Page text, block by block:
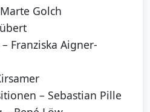
Golch
Franziska Aigner-
– Sebastian Pille